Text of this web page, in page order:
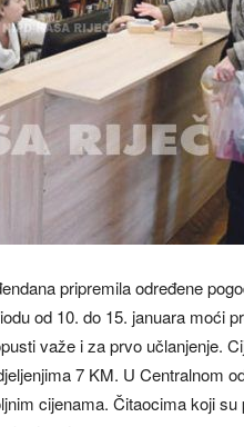
pripremila određene
od 10. do 15. januara moći
važe i za prvo učlanjenje.
7 KM. U Centralnom
cijenama. Čitaocima koji